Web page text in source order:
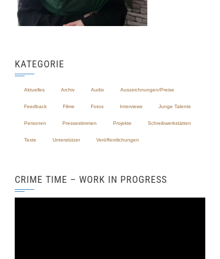
KATEGORIE
Aktuelles Archiv Audio Auszeichnungen/Preise
Feedback Filme Fotos Interviews Junge Talente
Personen Pressestimmen Projekte Schreibwerkstätten
Texte Unterstützer Veröffentlichungen
CRIME TIME – WORK IN PROGRESS